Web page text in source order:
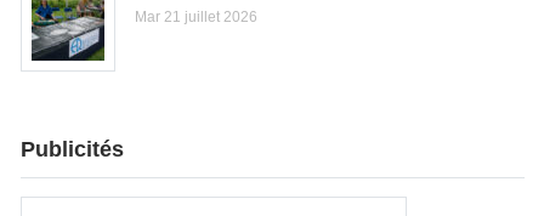
Mar 21 juillet 2026
Publicités